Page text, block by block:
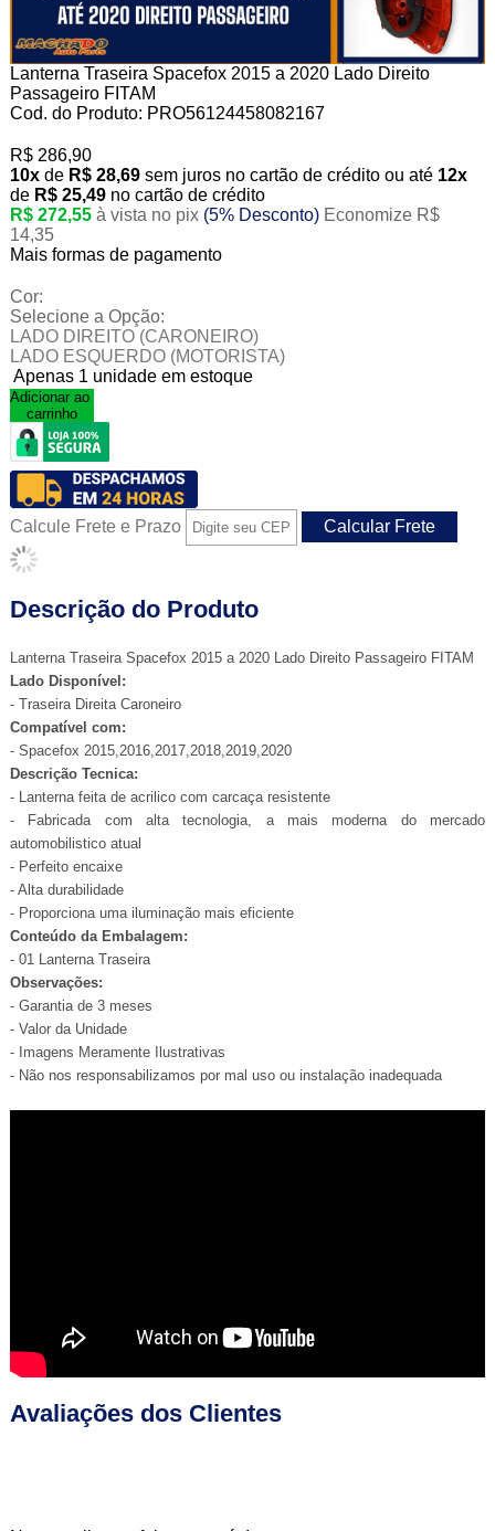
Lanterna Traseira Spacefox 2015 a 2020 Lado Direito
Passageiro FITAM
Cod. do Produto: PRO56124458082167
R$ 286,90
10xde R$ 28,69 sem juros no cartão de crédito ou até 12x
de R$ 25,49no cartão de crédito
R$ 272,55 à vista no pix (5% Desconto) Economize R$
14,35
Mais formas de pagamento
Cor:
Selecione a Opção:
LADO DIREITO (CARONEIRO)
LADO ESQUERDO (MOTORISTA)
Apenas 1 unidade em estoque
Adicionar ao
carrinho
Calcule Frete e Prazo
Descrição do Produto
Lanterna Traseira Spacefox 2015 a 2020 Lado Direito Passageiro FITAM
Lado Disponível:
- Traseira Direita Caroneiro
Compatível com:
- Spacefox 2015,2016,2017,2018,2019,2020
Descrição Tecnica:
- Lanterna feita de acrilico com carcaça resistente
- Fabricada com alta tecnologia, a mais moderna do mercado
automobilistico atual
- Perfeito encaixe
- Alta durabilidade
- Proporciona uma iluminação mais eficiente
Conteúdo da Embalagem:
- 01 Lanterna Traseira
Observações:
- Garantia de 3 meses
- Valor da Unidade
- Imagens Meramente Ilustrativas
- Não nos responsabilizamos por mal uso ou instalação inadequada
Avaliações dos Clientes